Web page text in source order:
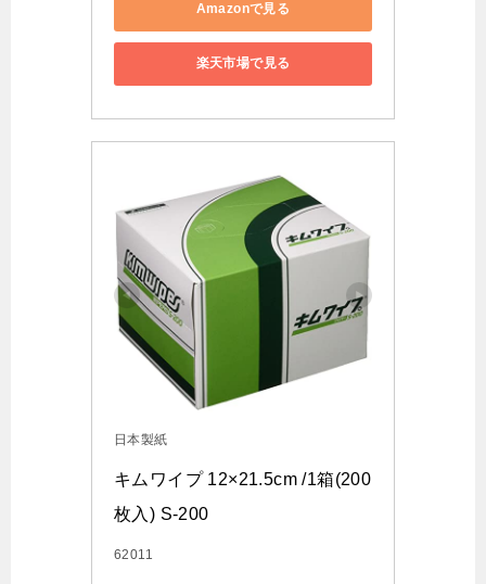
Amazonで見る
楽天市場で見る
日本製紙
キムワイプ 12×21.5cm /1箱(200
枚入) S-200
62011